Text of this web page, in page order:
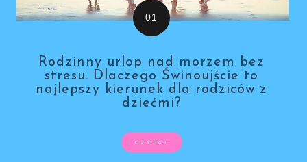
Rodzinny urlop nad morzem bez
stresu. Dlaczego Świnoujście to
najlepszy kierunek dla rodziców z
dziećmi?
CZYTAJ